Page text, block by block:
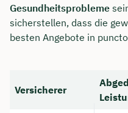
Gesundheitsprobleme
sicherstellen, dass die
besten Angebote in
Versicherer